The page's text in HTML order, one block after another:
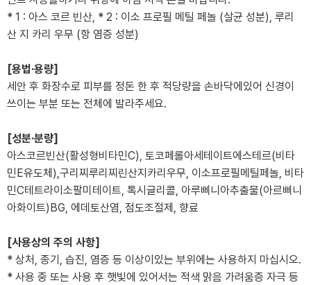
* 1 : 아스 코르 빈산, * 2 : 이소 프로필 메틸 페놀 (살균 성분), 루리
산 지 카리 우무 (항 염증 성분)
[용법·용량]
세안 후 화장수로 피부를 정돈 한 후 적당량을 손바닥에있어 신경이
쓰이는 부분 또는 전체에 발라주세요.
[성분·분량]
아스코르빈산(활성형비타민C), 토코페롤아세테이트에스테르(비타
민E유도체),구리찌루리찌린산지카리우무, 이소프로필메틸페놀, 비타
민C테트라이소팔미테이트, 톡시글리콜, 아루삐니아추출물(아르삐니
아화이트)BG, 에데토산염, 점도조절제, 향료
[사용상의 주의 사항]
* 상처, 종기, 습진, 염증 등 이상이있는 부위에는 사용하지 마십시오.
* 사용 중 또는 사용 후 햇빛에 있어서는 적색 맑음 가려움증 자극 등